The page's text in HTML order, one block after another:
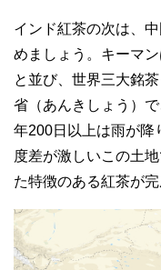
インド紅茶の次は、
めましょう。キーマ
と並び、世界三大銘
省（あんきしょう）
年200日以上は雨が降
度差が激しいこの土
た特徴のある紅茶が完